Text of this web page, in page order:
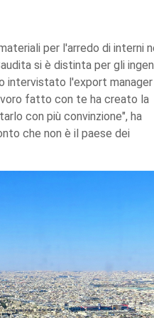
per l'arredo di interni
si è distinta per gli
intervistato l'export manager
fatto con te ha creato la
con più convinzione", ha
che non è il paese dei